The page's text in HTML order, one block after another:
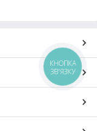
КНОПКА
ЗВ'ЯЗКУ